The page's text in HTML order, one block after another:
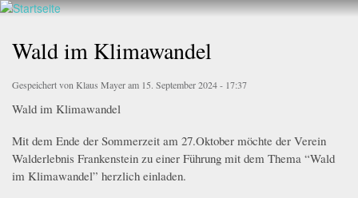
Direkt
Walderlebnis
e.V.
hier
Wald im Klimawandel
Gespeichert von Klaus Mayeram 15. September 2024 - 17:37
Wald im Klimawandel
Mit dem Ende der Sommerzeit am 27.Oktober möchte der Verein
Walderlebnis Frankenstein zu einer Führung mit dem Thema “Wald
im Klimawandel” herzlich einladen.